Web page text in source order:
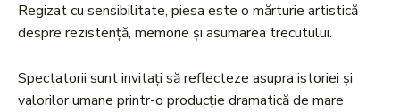
Regizat cu sensibilitate, piesa este o mărturie artistică
despre rezistență, memorie și asumarea trecutului.
Spectatorii sunt invitați să reflecteze asupra istoriei și
valorilor umane printr-o producție dramatică de mare